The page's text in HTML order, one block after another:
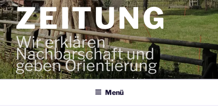
ZEITUNG
Wir erklären
Nachbarschaft und
geben Orientierung
Menü